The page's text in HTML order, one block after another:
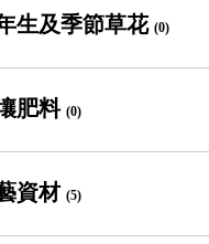
性玫瑰(0)
接苗(1)
線蓮全部(22)
世界組
大花組 (3)
生及季節草花(0)
年生及季節草花全部
年生草本
肥料(0)
資材(5)